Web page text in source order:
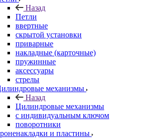
Назад
Петли
ввертные
скрытой установки
приварные
накладные (карточные)
пружинные
аксессуары
стрелы
механизмы
Назад
Цилиндровые механизмы
с индивидуальным ключом
поворотники
и пластины